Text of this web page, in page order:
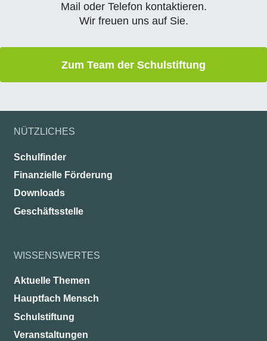
Mail oder Telefon kontaktieren.
Wir freuen uns auf Sie.
Zum Team der Schulstiftung
NÜTZLICHES
Schulfinder
Finanzielle Förderung
Downloads
Geschäftsstelle
WISSENSWERTES
Aktuelle Themen
Hauptfach Mensch
Schulstiftung
Veranstaltungen